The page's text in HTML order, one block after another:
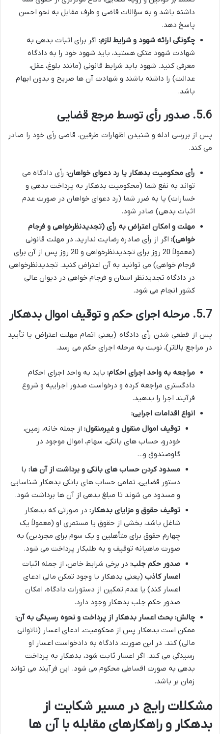
داشته باشد و به سؤالات قاضی و طرف مقابل به نحو احسن
پاسخ دهد.
چگونگی ارائه شهود و شرایط لازم: اگر برای اثبات بدهی به
شهادت شهود متکی هستید، باید شهود خود را به دادگاه
معرفی کنید. شهود باید شرایط قانونی (مانند بلوغ، عقل،
عدالت) را داشته باشند و شهادت آن ها صریح و بدون ابهام
باشد.
5.6. صدور رأی توسط مرجع قضایی
پس از بررسی ادله و شنیدن اظهارات طرفین، قاضی رأی خود را صادر
می کند.
رأی محکومیت بدهکار یا رد دعوای خواهان: رأی دادگاه می
تواند به نفع شما (محکومیت بدهکار به پرداخت بدهی و
خسارات) یا به ضرر شما (رد دعوای خواهان در صورت عدم
اثبات بدهی) صادر شود.
مهلت و امکان اعتراض به رأی (تجدیدنظرخواهی و فرجام
خواهی): اگر از رأی صادره رضایت ندارید، در مهلت قانونی
(معمولاً 20 روز برای تجدیدنظرخواهی و 20 روز پس از آن برای
فرجام خواهی) می توانید به آن اعتراض کنید. تجدیدنظرخواهی
در دادگاه تجدیدنظر استان و فرجام خواهی در دیوان عالی
کشور انجام می شود.
5.7. مرحله اجرای حکم و توقیف اموال بدهکار
پس از قطعی شدن رأی دادگاه (یعنی اتمام مهلت اعتراض یا تأیید
در مراجع بالاتر)، نوبت به مرحله اجرای حکم می رسد.
مراجعه به واحد اجرای احکام: باید به واحد اجرای احکام
دادگستری مراجعه کرده و درخواست صدور اجراییه و شروع
فرآیند اجرا را بدهید.
انواع اقدامات اجرایی:
توقیف اموال منقول و غیرمنقول: از جمله خانه، زمین،
خودرو، حساب های بانکی، سهام، اموال موجود در
گاوصندوق و…
مسدود کردن حساب های بانکی و برداشت از آن ها: با
دستور قضایی، تمامی حساب های بانکی بدهکار شناسایی
و مسدود می شوند تا مبلغ بدهی از آن ها برداشت شود.
توقیف حقوق و مزایای بدهکار: در صورتی که بدهکار
شاغل باشد، بخشی از حقوق یا مستمری او (معمولاً یک
چهارم حقوق برای متأهلین و یک سوم برای مجردین) به
صورت ماهیانه توقیف و به طلبکار پرداخت می شود.
صدور حکم جلب: در برخی شرایط خاص، از جمله اثبات
اعسار کاذب (یعنی بدهکار با وجود تمکن مالی ادعای
اعسار کند) یا عدم تمکین از دستورات دادگاه، امکان
صدور حکم جلب بدهکار وجود دارد.
چالش: بحث اعسار بدهکار از پرداخت و نحوه رسیدگی به آن:
ممکن است بدهکار پس از محکومیت، ادعای اعسار (ناتوانی
مالی) کند. در این صورت، دادگاه به دادخواست اعسار او
رسیدگی می کند. اگر اعسار ثابت شود، بدهکار به پرداخت
بدهی به صورت اقساطی محکوم می شود. این فرآیند می تواند
زمان بر باشد.
مشکلات رایج در مسیر شکایت از
بدهکار و راهکارهای مقابله با آن ها